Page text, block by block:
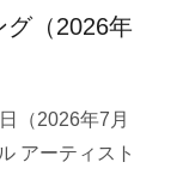
グ（2026年
（2026年7月
アーティスト